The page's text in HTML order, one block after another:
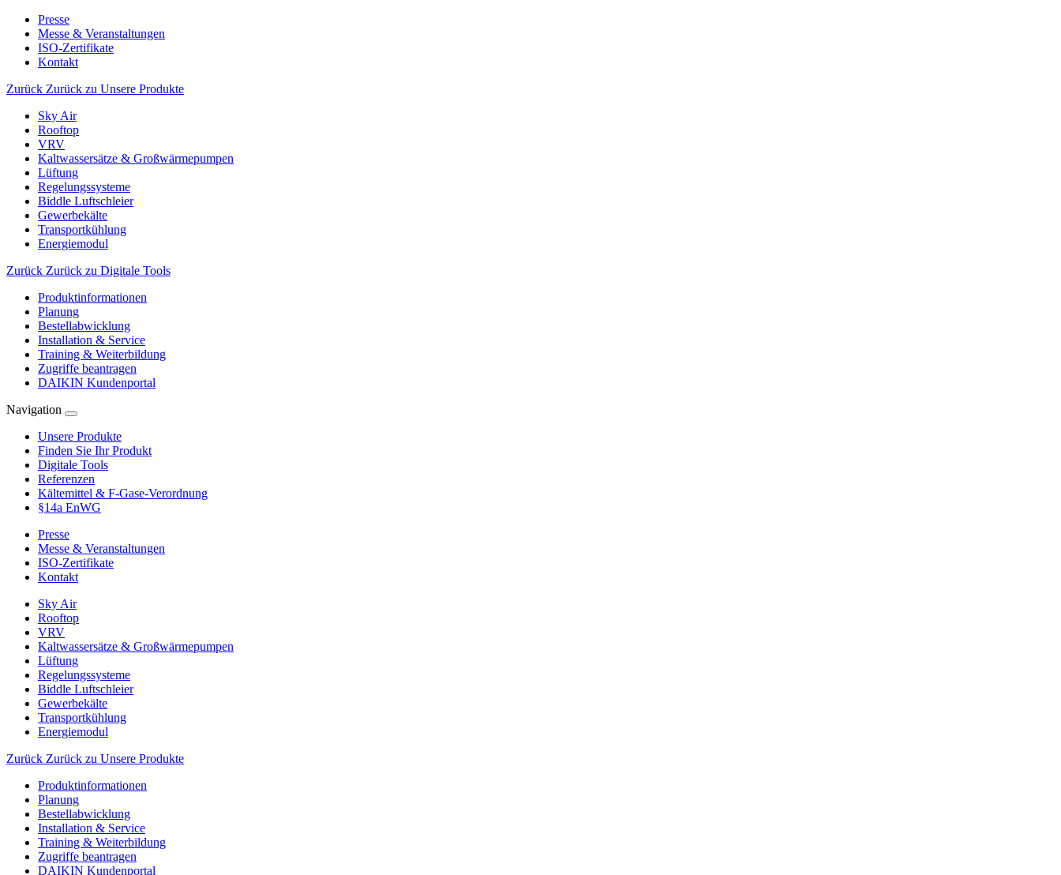
Presse
Messe & Veranstaltungen
ISO-Zertifikate
Kontakt
Zurück Zurück zu Unsere Produkte
Sky Air
Rooftop
VRV
Kaltwassersätze & Großwärmepumpen
Lüftung
Regelungssysteme
Biddle Luftschleier
Gewerbekälte
Transportkühlung
Energiemodul
Zurück Zurück zu Digitale Tools
Produktinformationen
Planung
Bestellabwicklung
Installation & Service
Training & Weiterbildung
Zugriffe beantragen
DAIKIN Kundenportal
Navigation
Unsere Produkte
Finden Sie Ihr Produkt
Digitale Tools
Referenzen
Kältemittel & F-Gase-Verordnung
§14a EnWG
Presse
Messe & Veranstaltungen
ISO-Zertifikate
Kontakt
Sky Air
Rooftop
VRV
Kaltwassersätze & Großwärmepumpen
Lüftung
Regelungssysteme
Biddle Luftschleier
Gewerbekälte
Transportkühlung
Energiemodul
Zurück Zurück zu Unsere Produkte
Produktinformationen
Planung
Bestellabwicklung
Installation & Service
Training & Weiterbildung
Zugriffe beantragen
DAIKIN Kundenportal